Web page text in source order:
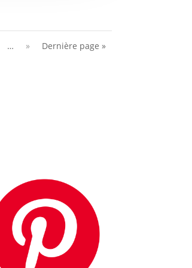
… » Dernière page »